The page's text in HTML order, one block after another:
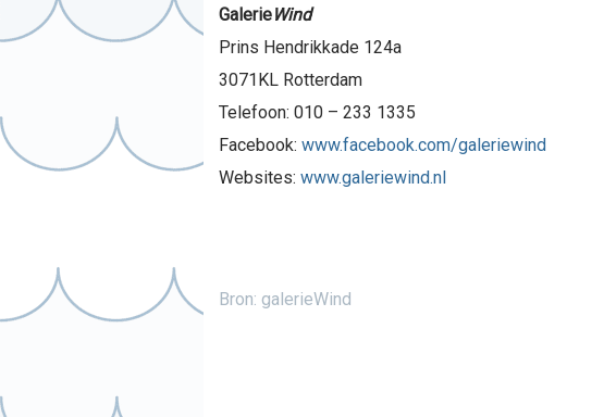
GalerieWind
Prins Hendrikkade 124a
3071KL Rotterdam
Telefoon: 010 – 233 1335
Facebook: www.facebook.com/galeriewind
Websites: www.galeriewind.nl
Bron: galerieWind